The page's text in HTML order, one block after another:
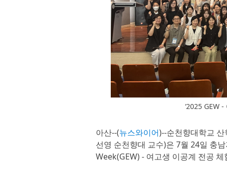
‘2025 GEW
아산--(뉴스와이어)--순천향대학교
선영 순천향대 교수)은 7월 24일 충
Week(GEW) - 여고생 이공계 전공